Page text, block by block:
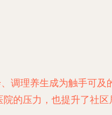
调理养生成为触手可及
的压力，也提升了社